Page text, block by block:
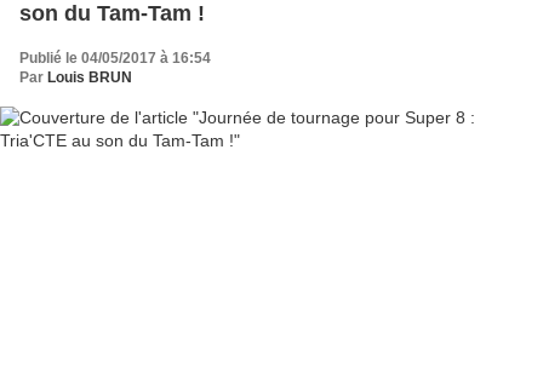
son du Tam-Tam !
Publié le 04/05/2017 à 16:54
Par Louis BRUN